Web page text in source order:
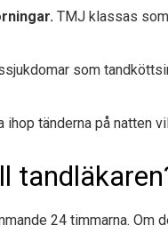
TMJ klassas
som
ihop tänderna på natten
24 timmarna. Om